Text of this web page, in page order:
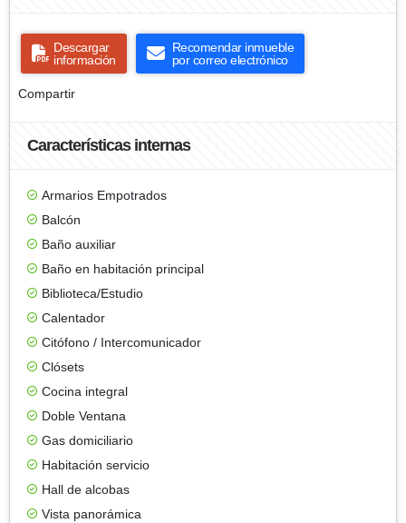
Descargar
información
Recomendar inmueble
por correo electrónico
Compartir
Características internas
Armarios Empotrados
Balcón
Baño auxiliar
Baño en habitación principal
Biblioteca/Estudio
Calentador
Citófono / Intercomunicador
Clósets
Cocina integral
Doble Ventana
Gas domiciliario
Habitación servicio
Hall de alcobas
Vista panorámica